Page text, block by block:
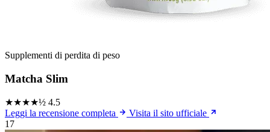
Supplementi di perdita di peso
Matcha Slim
★★★★½ 4.5
Leggi la recensione completa
Visita il sito ufficiale
17